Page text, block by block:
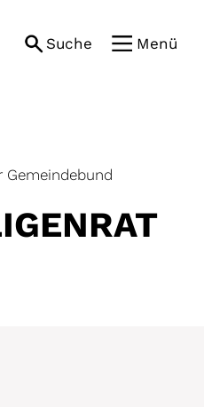
Suche Menü
Gemeindebund